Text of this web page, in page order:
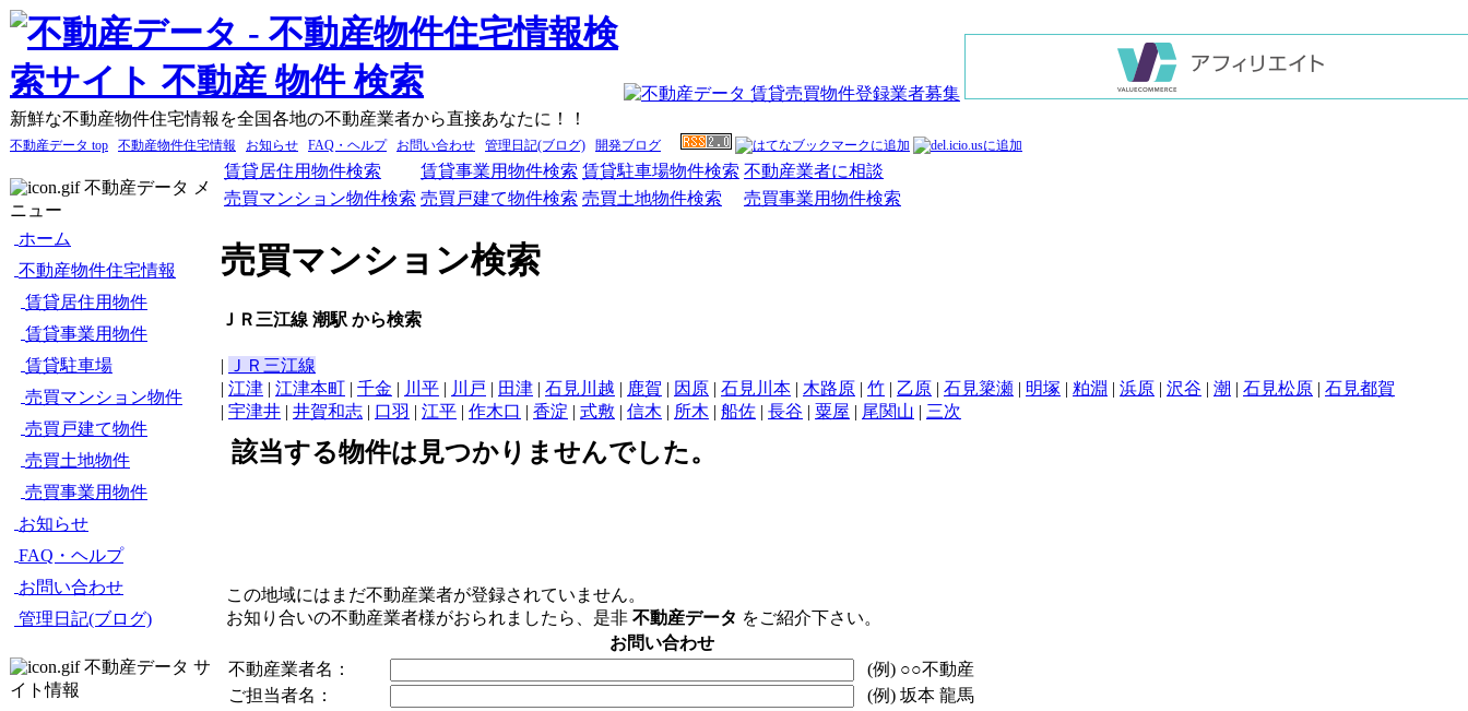
新鮮な不動産物件住宅情報を全国各地の不動産業者から直接あなたに！！
不動産データ top 不動産物件住宅情報 お知らせ FAQ・ヘルプ お問い合わせ 管理日記(ブログ) 開発ブログ
不動産データ メ
ニュー
ホーム
不動産物件住宅情報
賃貸居住用物件
賃貸事業用物件
賃貸駐車場
売買マンション物件
売買戸建て物件
売買土地物件
売買事業用物件
お知らせ
FAQ・ヘルプ
お問い合わせ
管理日記(ブログ)
不動産データ サ
イト情報
賃貸居住用物件検索 賃貸事業用物件検索 賃貸駐車場物件検索 不動産業者に相談
売買マンション物件検索 売買戸建て物件検索 売買土地物件検索 売買事業用物件検索
売買マンション検索
ＪＲ三江線 潮駅 から検索
|
ＪＲ三江線
| 江津 | 江津本町 | 千金 | 川平 | 川戸 | 田津 | 石見川越 | 鹿賀 | 因原 | 石見川本 | 木路原 | 竹 | 乙原 | 石見簗瀬 | 明塚 | 粕淵 | 浜原 | 沢谷 | 潮 | 石見松原 | 石見都賀
| 宇津井 | 井賀和志 | 口羽 | 江平 | 作木口 | 香淀 | 式敷 | 信木 | 所木 | 船佐 | 長谷 | 粟屋 | 尾関山 | 三次
該当する物件は見つかりませんでした。
この地域にはまだ不動産業者が登録されていません。
お知り合いの不動産業者様がおられましたら、是非 不動産データ をご紹介下さい。
お問い合わせ
不動産業者名：
(例) ○○不動産
ご担当者名：
(例) 坂本 龍馬